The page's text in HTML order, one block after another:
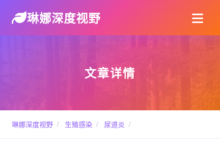
琳娜深度视野
文章详情
琳娜深度视野 / 生殖感染 / 尿道炎 /